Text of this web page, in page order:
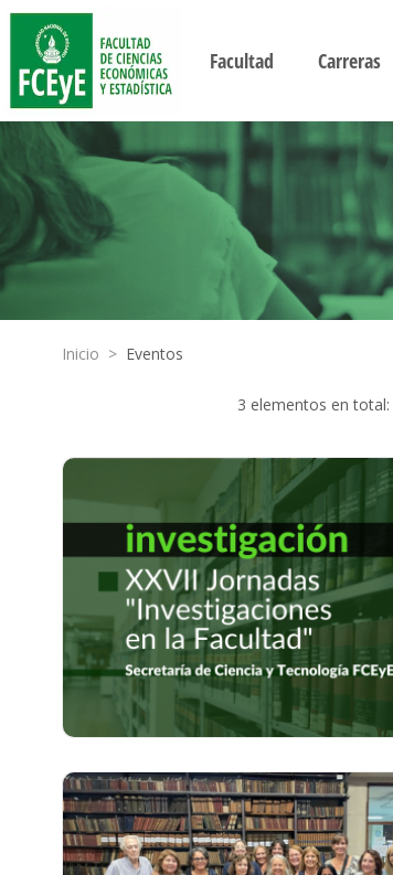
Facultad Carreras
Inicio > Eventos
3 elementos en total: